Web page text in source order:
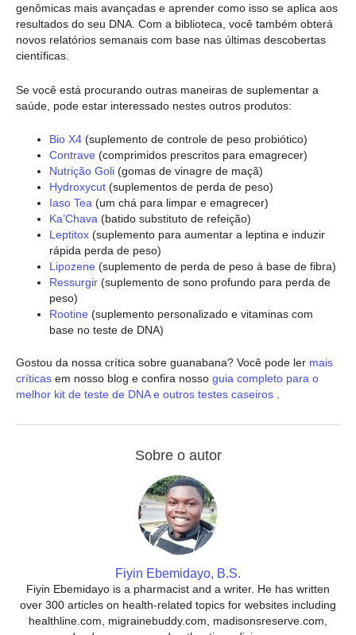
genômicas mais avançadas e aprender como isso se aplica aos
resultados do seu DNA. Com a biblioteca, você também obterá
novos relatórios semanais com base nas últimas descobertas
científicas.
Se você está procurando outras maneiras de suplementar a
saúde, pode estar interessado nestes outros produtos:
Bio X4 (suplemento de controle de peso probiótico)
Contrave (comprimidos prescritos para emagrecer)
Nutrição Goli (gomas de vinagre de maçã)
Hydroxycut (suplementos de perda de peso)
Iaso Tea (um chá para limpar e emagrecer)
Ka’Chava (batido substituto de refeição)
Leptitox (suplemento para aumentar a leptina e induzir
rápida perda de peso)
Lipozene (suplemento de perda de peso à base de fibra)
Ressurgir (suplemento de sono profundo para perda de
peso)
Rootine (suplemento personalizado e vitaminas com
base no teste de DNA)
Gostou da nossa crítica sobre guanabana? Você pode ler mais
críticas em nosso blog e confira nosso guia completo para o
melhor kit de teste de DNA e outros testes caseiros .
Sobre o autor
Fiyin Ebemidayo, B.S.
Fiyin Ebemidayo is a pharmacist and a writer. He has written
over 300 articles on health-related topics for websites including
healthline.com, migrainebuddy.com, madisonsreserve.com,